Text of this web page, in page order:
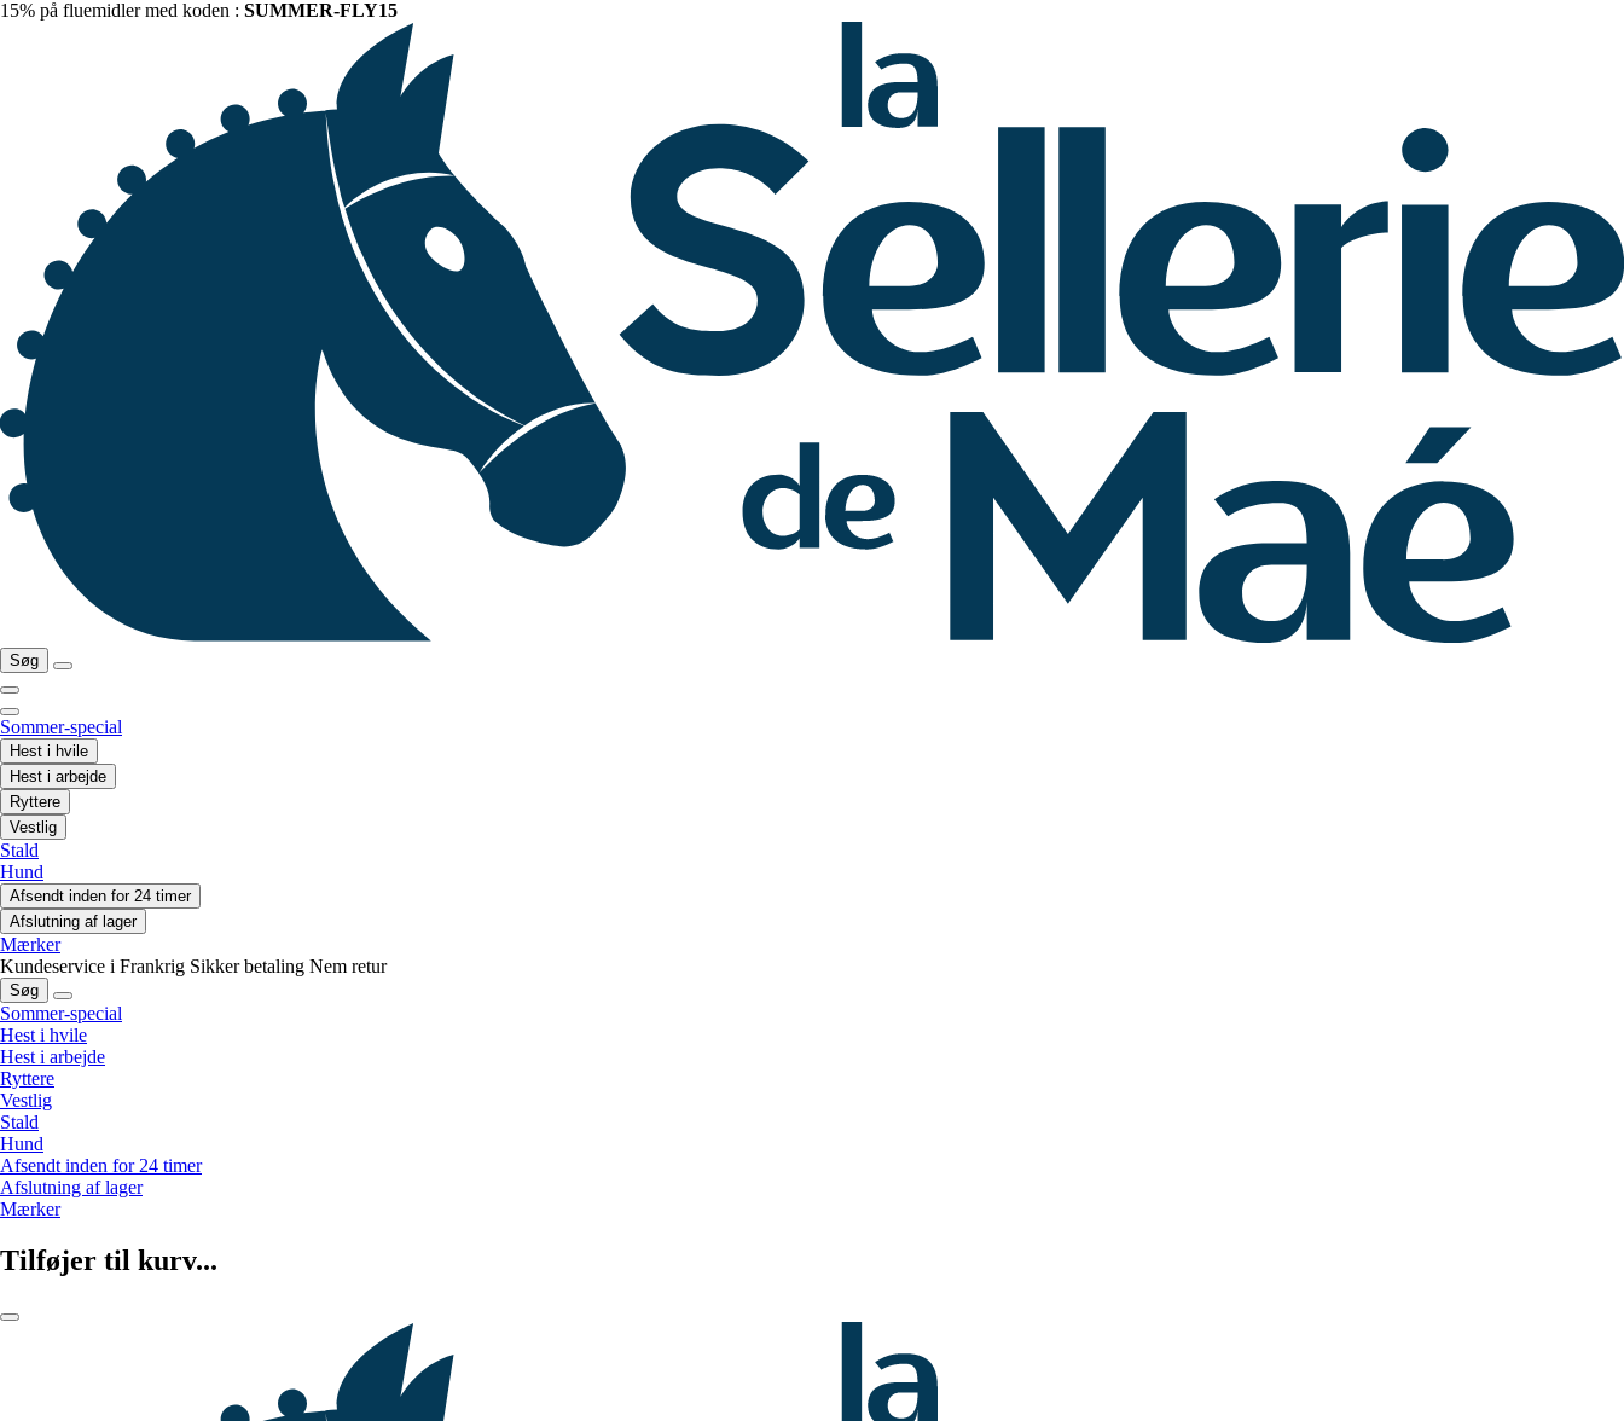
15% på fluemidler med koden : SUMMER-FLY15
Søg
Sommer-special
Hest i hvile
Hest i arbejde
Ryttere
Vestlig
Stald
Hund
Afsendt inden for 24 timer
Afslutning af lager
Mærker
Kundeservice i Frankrig Sikker betaling Nem retur
Søg
Sommer-special
Hest i hvile
Hest i arbejde
Ryttere
Vestlig
Stald
Hund
Afsendt inden for 24 timer
Afslutning af lager
Mærker
Tilføjer til kurv...